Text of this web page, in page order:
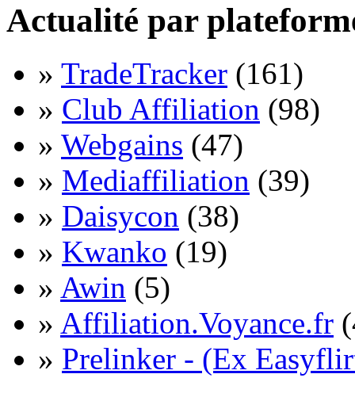
Actualité par
» TradeTracker (161)
» Club Affiliation (98)
» Webgains (47)
» Mediaffiliation (39)
» Daisycon (38)
» Kwanko (19)
» Awin (5)
» Affiliation.Voyance.fr
» Prelinker - (Ex